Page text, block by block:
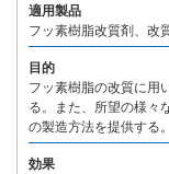
適用製品
フッ素樹脂改質剤、改
目的
フッ素樹脂の改質に用
る。また、所望の様々
の製造方法を提供する。
効果